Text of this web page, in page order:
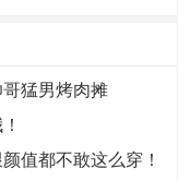
猛男烤肉摊
值都不敢这么穿！